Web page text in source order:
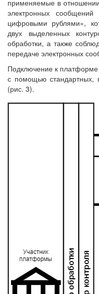
применяемые в
электронных
цифровыми рублями»,
двух выделенных
обработки, а также
передаче электронных
Подключение к
с помощью стандартных,
(рис. 3).